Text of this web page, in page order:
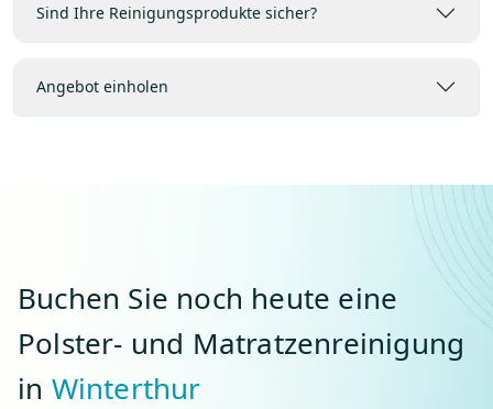
Sind Ihre Reinigungsprodukte sicher?
Angebot einholen
Buchen Sie noch heute eine
Polster- und Matratzenreinigung
in Winterthur